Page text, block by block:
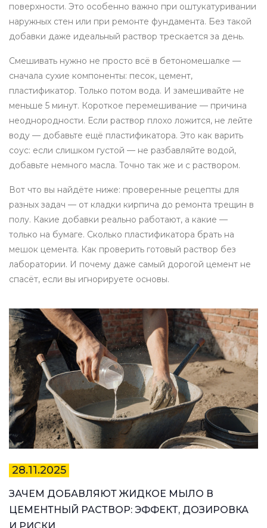
поверхности. Это особенно важно при оштукатуривании
наружных стен или при ремонте фундамента. Без такой
добавки даже идеальный раствор трескается за день.
Смешивать нужно не просто всё в бетономешалке —
сначала сухие компоненты: песок, цемент,
пластификатор. Только потом вода. И замешивайте не
меньше 5 минут. Короткое перемешивание — причина
неоднородности. Если раствор плохо ложится, не лейте
воду — добавьте ещё пластификатора. Это как варить
соус: если слишком густой — не разбавляйте водой,
добавьте немного масла. Точно так же и с раствором.
Вот что вы найдёте ниже: проверенные рецепты для
разных задач — от кладки кирпича до ремонта трещин в
полу. Какие добавки реально работают, а какие —
только на бумаге. Сколько пластификатора брать на
мешок цемента. Как проверить готовый раствор без
лаборатории. И почему даже самый дорогой цемент не
спасёт, если вы игнорируете основы.
28.11.2025
ЗАЧЕМ ДОБАВЛЯЮТ ЖИДКОЕ МЫЛО В
ЦЕМЕНТНЫЙ РАСТВОР: ЭФФЕКТ, ДОЗИРОВКА